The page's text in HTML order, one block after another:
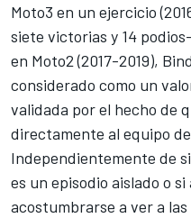
Moto3 en un ejercicio
siete victorias y 14
en Moto2 (2017-2019),
considerado como un
validada por el hecho de
directamente al equipo
Independientemente de
es un episodio aislado o
acostumbrarse a ver a